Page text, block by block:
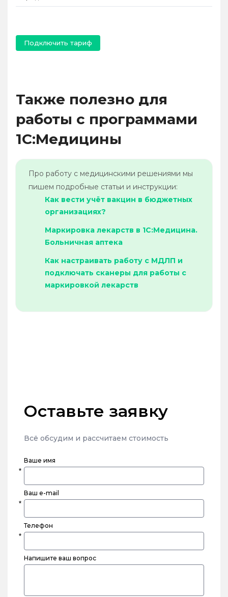
Подключить тариф
Также полезно для
работы с программами
1С:Медицины
Про работу с медицинскими решениями мы
пишем подробные статьи и инструкции:
Как вести учёт вакцин в бюджетных
организациях?
Маркировка лекарств в 1С:Медицина.
Больничная аптека
Как настраивать работу с МДЛП и
подключать сканеры для работы с
маркировкой лекарств
Оставьте заявку
Всё обсудим и рассчитаем стоимость
Ваше имя
Ваш e-mail
Телефон
Напишите ваш вопрос